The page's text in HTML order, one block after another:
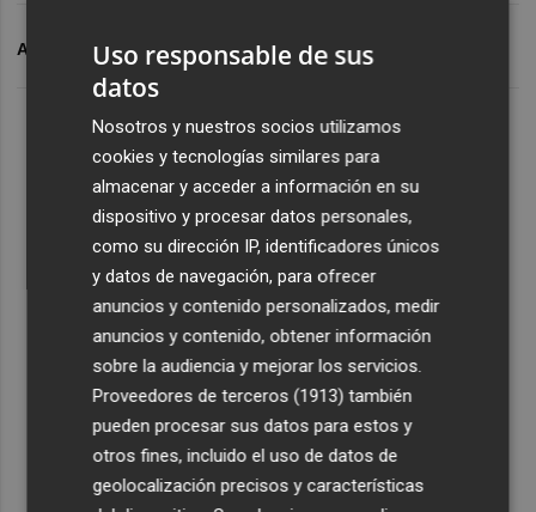
ARCHIVADO EN VALENCIA CF ACADEMIA VCF
Uso responsable de sus
datos
Nosotros y nuestros socios utilizamos
cookies y tecnologías similares para
almacenar y acceder a información en su
dispositivo y procesar datos personales,
como su dirección IP, identificadores únicos
y datos de navegación, para ofrecer
anuncios y contenido personalizados, medir
anuncios y contenido, obtener información
sobre la audiencia y mejorar los servicios.
Proveedores de terceros (1913) también
pueden procesar sus datos para estos y
otros fines, incluido el uso de datos de
geolocalización precisos y características